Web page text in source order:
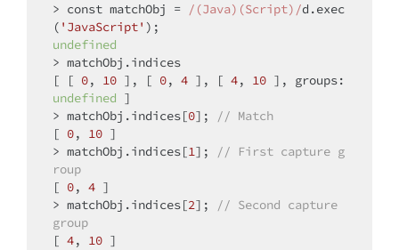
> const matchObj = /(Java)(Script)/d.exec
( 'JavaScript'
undefined
> matchObj.indices
[ [ 0, 10 ], [ 0, 4 ], [ 4, 10 ], groups
undefined ]
> matchObj.indices[0];
// Match
[ 0, 10 ]
> matchObj.indices[1];
// First capture g
roup
[ 0, 4 ]
> matchObj.indices[2];
// Second capture
group
[ 4, 10 ]